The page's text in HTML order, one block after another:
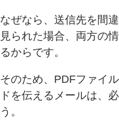
なぜなら、送信先を間
見られた場合、両方の
るからです。
そのため、PDFファイ
ドを伝えるメールは、
う。